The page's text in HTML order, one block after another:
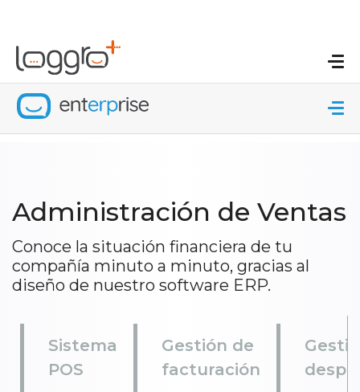
Administración de Ventas
Conoce la situación financiera de tu
compañía minuto a minuto, gracias al
diseño de nuestro software ERP.
Sistema
POS
Gestión de
facturación